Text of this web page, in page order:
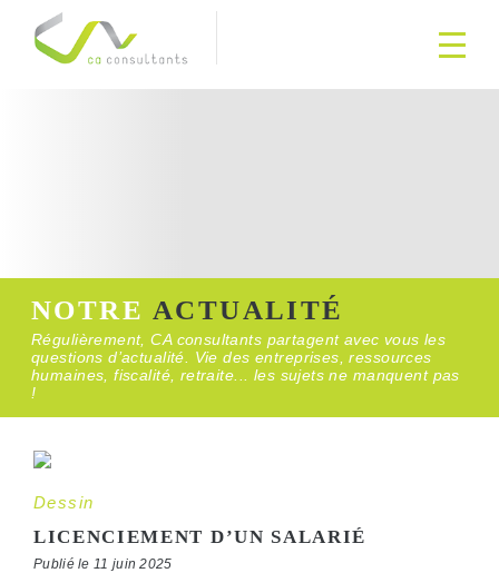
NOTRE ACTUALITÉ
Régulièrement, CA consultants partagent avec vous les
questions d’actualité. Vie des entreprises, ressources
humaines, fiscalité, retraite... les sujets ne manquent pas
!
Dessin
LICENCIEMENT D’UN SALARIÉ
Publié le 11 juin 2025